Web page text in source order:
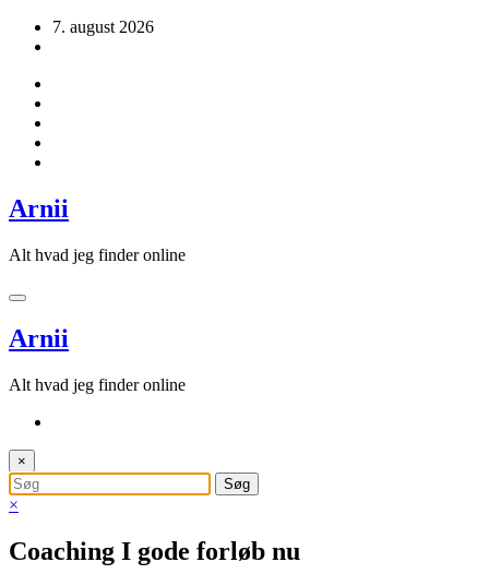
Videre 7. august 2026
Arnii
Alt hvad jeg finder online
Arnii
Alt hvad jeg finder online
×
×
Coaching I gode forløb nu